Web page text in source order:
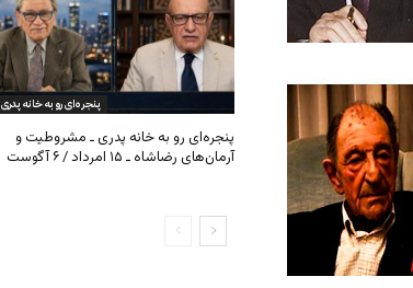
پنجره‌ای رو به خانه پدری
پنجره‌ای رو به خانه پدری ـ مشروطیت و
آرمان‌های رضاشاه ـ ۱۵ امرداد / ۶ آگوست